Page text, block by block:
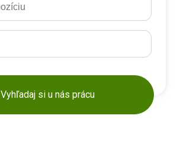
Vyhľadaj si u nás prácu